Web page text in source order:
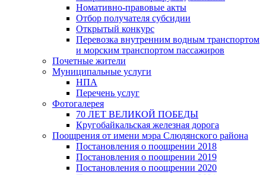
Номативно-правовые акты
Отбор получателя субсидии
Открытый конкурс
Перевозка внутренним водным транспортом
и морским транспортом пассажиров
Почетные жители
Муниципальные услуги
НПА
Перечень услуг
Фотогалерея
70 ЛЕТ ВЕЛИКОЙ ПОБЕДЫ
Кругобайкальская железная дорога
Поощрения от имени мэра Слюдянского района
Постановления о поощрении 2018
Постановления о поощрении 2019
Постановления о поощрении 2020